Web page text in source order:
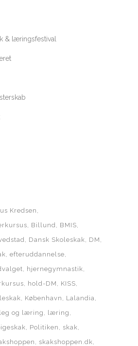
& læringsfestival
Kredsen
Billund
BMIS
Dansk Skoleskak
DM
efteruddannelse
hjernegymnastik
hold-DM
KISS
København
Lalandia
leg og læring
læring
Politiken
skak
skakshoppen.dk